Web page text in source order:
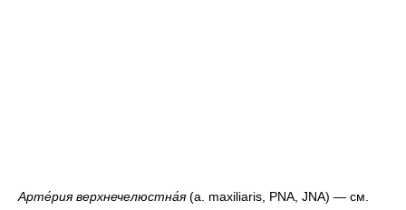
Арте́рия верхнечелюстна́я(a. maxiliaris, PNA, JNA) — см.